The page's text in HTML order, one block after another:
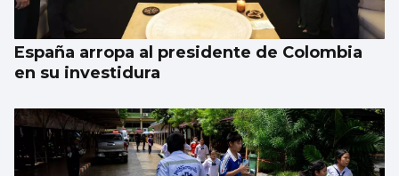
España arropa al presidente de Colombia
en su investidura